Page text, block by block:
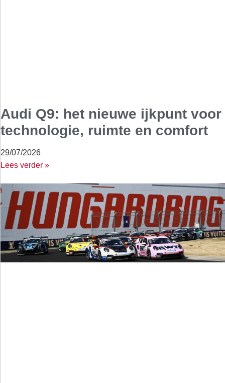
Audi Q9: het nieuwe ijkpunt voor
technologie, ruimte en comfort
29/07/2026
Lees verder »